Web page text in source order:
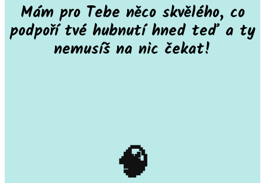
Mám pro Tebe něco skvělého, co
podpoří tvé hubnutí hned teď a ty
nemusíš na nic čekat!
🧠